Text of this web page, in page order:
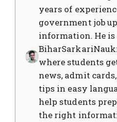
years of
government job
information. He
where students
news, admit
tips in easy
help students
the right